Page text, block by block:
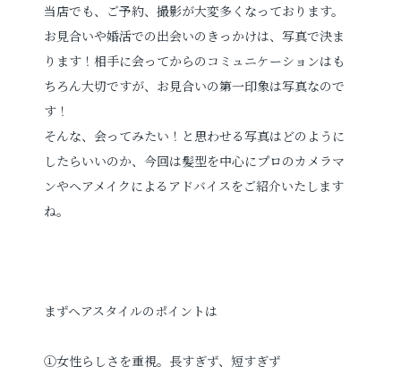
撮影予約
お電話でのご連絡
TEL0285-20-5870
当店でも、ご予約、撮影が大変多くなっております。
お見合いや婚活での出会いのきっかけは、写真で決ま
ります！相手に会ってからのコミュニケーションはも
ちろん大切ですが、お見合いの第一印象は写真なので
す！
そんな、会ってみたい！と思わせる写真はどのように
したらいいのか、今回は髪型を中心にプロのカメラマ
ンやヘアメイクによるアドバイスをご紹介いたします
ね。
まずヘアスタイルのポイントは
①女性らしさを重視。長すぎず、短すぎず